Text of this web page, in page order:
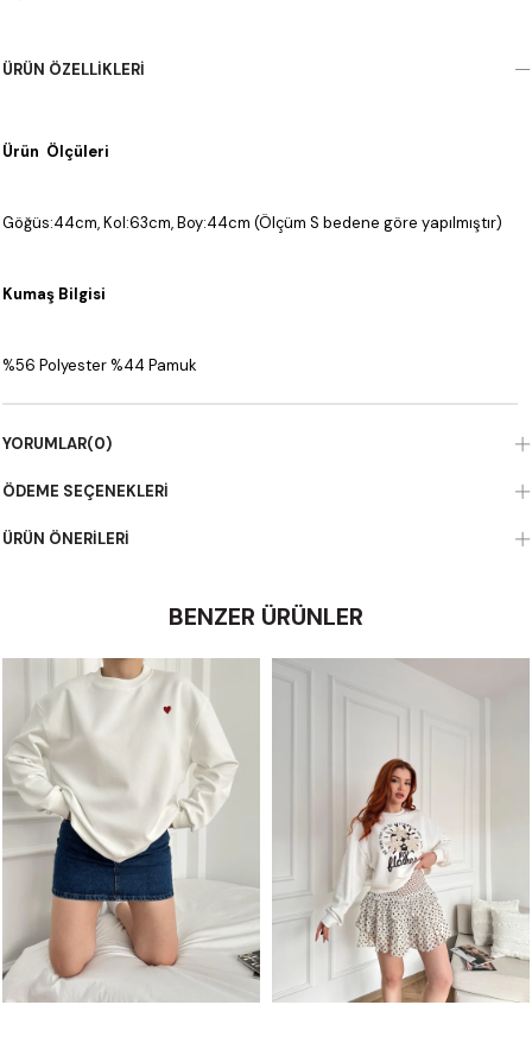
ÜRÜN ÖZELLIKLERI
Ürün Ölçüleri
Göğüs:44cm, Kol:63cm, Boy:44cm (Ölçüm S bedene göre yapılmıştır)
Kumaş Bilgisi
%56 Polyester %44 Pamuk
YORUMLAR(0)
ÖDEME SEÇENEKLERI
ÜRÜN ÖNERILERI
BENZER ÜRÜNLER